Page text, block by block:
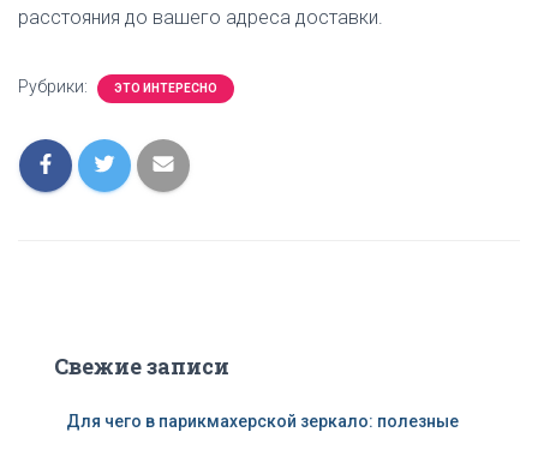
расстояния до вашего адреса доставки.
Рубрики: ЭТО ИНТЕРЕСНО
Свежие записи
Для чего в парикмахерской зеркало: полезные